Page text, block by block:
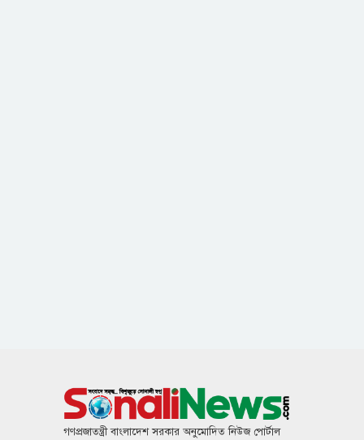
গণপ্রজাতন্ত্রী বাংলাদেশ সরকার অনুমোদিত নিউজ পোর্টাল